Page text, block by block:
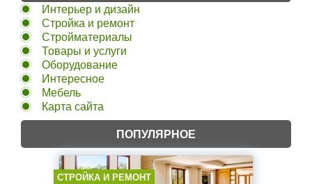
Интерьер и дизайн
Стройка и ремонт
Стройматериалы
Товары и услуги
Оборудование
Интересное
Мебель
Карта сайта
ПОПУЛЯРНОЕ
СТРОЙКА И РЕМОНТ